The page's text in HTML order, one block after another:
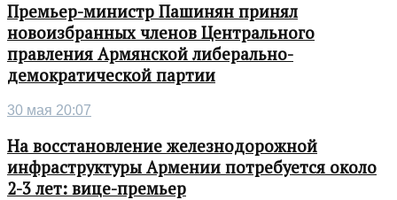
Премьер-министр Пашинян принял
новоизбранных членов Центрального
правления Армянской либерально-
демократической партии
30 мая 20:07
На восстановление железнодорожной
инфраструктуры Армении потребуется около
2-3 лет: вице-премьер